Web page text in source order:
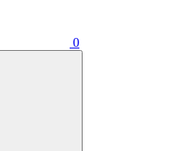
0